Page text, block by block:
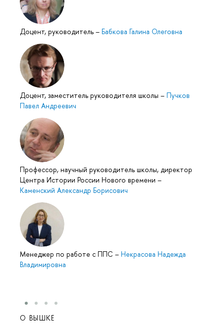
Доцент, руководитель – Бабкова Галина Олеговна
Доцент, заместитель руководителя школы – Пучков
Павел Андреевич
Профессор, научный руководитель школы, директор
Центра Истории России Нового времени –
Каменский Александр Борисович
Менеджер по работе с ППС – Некрасова Надежда
Владимировна
О ВЫШКЕ